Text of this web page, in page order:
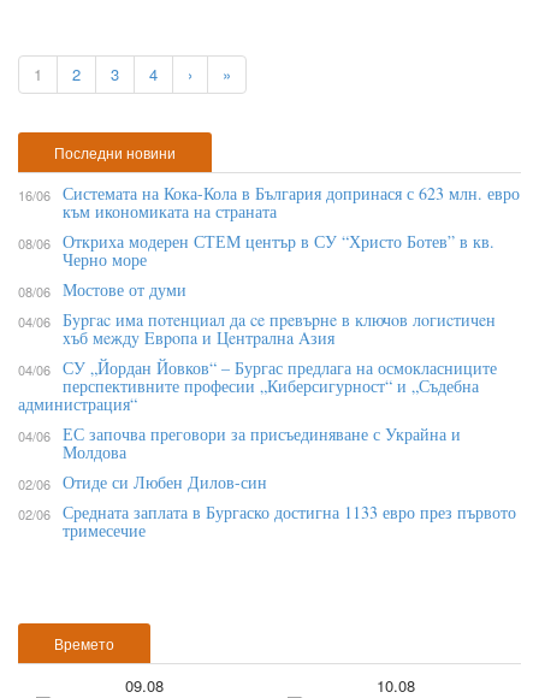
1 2 3 4 › »
Времето
09.08 10.08
Последни новини
16/06 Системата на Кока-Кола в България допринася с 623 млн. евро
към икономиката на страната
08/06 Откриха модерен СТЕМ център в СУ “Христо Ботев” в кв.
Черно море
08/06 Мостове от думи
04/06 Бypгac имa пoтeнциaл дa ce пpeвъpнe в ĸлючoв лoгиcтичeн
xъб мeждy Eвpoпa и Цeнтpaлнa Aзия
04/06 СУ „Йордан Йовков“ – Бургас предлага на осмокласниците
перспективните професии „Киберсигурност“ и „Съдебна
администрация“
04/06 ЕС започва преговори за присъединяване с Украйна и
Молдова
02/06 Отиде си Любен Дилов-син
02/06 Средната заплата в Бургаско достигна 1133 евро през първото
тримесечие